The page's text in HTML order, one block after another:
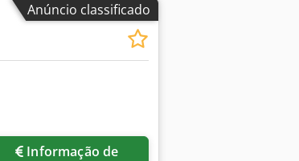
Anúncio classificado